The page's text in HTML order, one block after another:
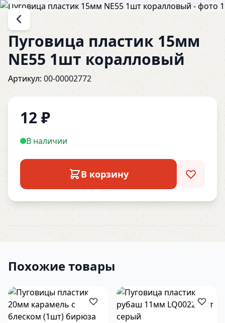
Пуговица пластик 15мм
NE55 1шт коралловый
Артикул: 00-00002772
12₽
В наличии
В корзину
Похожие товары